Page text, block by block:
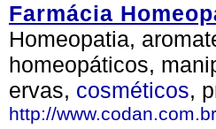
Farmácia
Homeopatia,
homeopáticos,
ervas, cosméticos,
http://